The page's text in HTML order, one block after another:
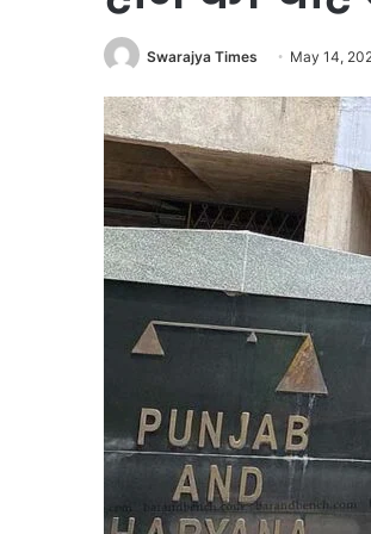
Swarajya Times May 14,